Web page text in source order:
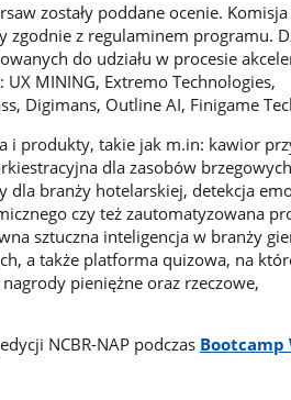
zostały poddane ocenie. Komisja
zgodnie z regulaminem programu.
do udziału w procesie
MINING, Extremo Technologies,
Digimans, Outline AI, Finigame
produkty, takie jak m.in: kawior
dla zasobów
dla branży hotelarskiej, detekcja
czy też zautomatyzowana
sztuczna inteligencja w branży
a także platforma quizowa, na
pieniężne oraz rzeczowe,
NCBR-NAP podczas Bootcamp